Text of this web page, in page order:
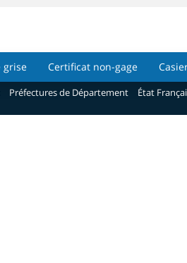
grise Certificat non-gage
Préfectures de Département État